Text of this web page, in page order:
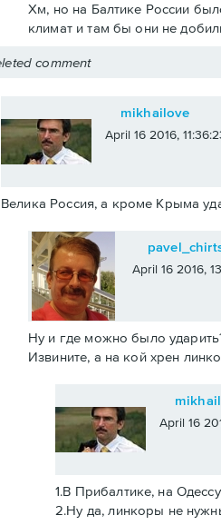
Хм, но на Балтике России
климат и там бы они не
comment
mikhailove
April 16 2016,
Велика Россия, а кроме Крыма
April 16 2016,
Ну и где можно было
Извините, а на кой хрен
April 16
1.В Прибалтике, на
2.Ну да, линкоры не